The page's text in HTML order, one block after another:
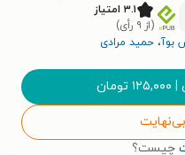
۳.۱ امتیاز
(از ۹ رأی)
بوآ، حمید مرادی
| ۱۲۵,۰۰۰ تومان
چیست؟